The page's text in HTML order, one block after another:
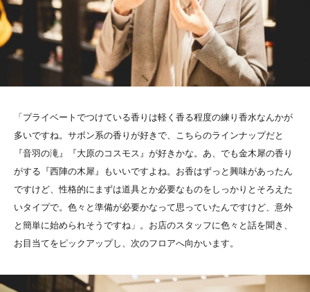
「プライベートでつけている香りは軽く香る程度の練り香水なんかが
多いですね。サボン系の香りが好きで、こちらのラインナップだと
『音羽の滝』『大原のコスモス』が好きかな。あ、でも金木犀の香り
がする『西陣の木犀』もいいですよね。お香はずっと興味があったん
ですけど、性格的にまずは道具とか必要なものをしっかりとそろえた
いタイプで。色々と準備が必要かなって思っていたんですけど、意外
と簡単に始められそうですね」。お店のスタッフに色々と話を聞き、
お目当てをピックアップし、次のフロアへ向かいます。